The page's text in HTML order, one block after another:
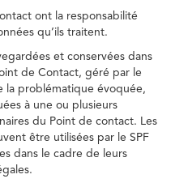
ont la responsabilité
qu’ils traitent.
et conservées dans
de Contact, géré par le
la problématique évoquée,
à une ou plusieurs
du Point de contact. Les
être utilisées par le SPF
dans le cadre de leurs